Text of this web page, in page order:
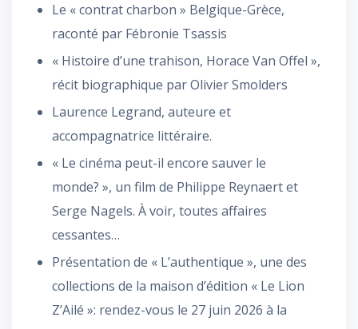
Le « contrat charbon » Belgique-Grèce,
raconté par Fébronie Tsassis
« Histoire d’une trahison, Horace Van Offel »,
récit biographique par Olivier Smolders
Laurence Legrand, auteure et
accompagnatrice littéraire.
« Le cinéma peut-il encore sauver le
monde? », un film de Philippe Reynaert et
Serge Nagels. À voir, toutes affaires
cessantes…
Présentation de « L’authentique », une des
collections de la maison d’édition « Le Lion
Z’Ailé »: rendez-vous le 27 juin 2026 à la